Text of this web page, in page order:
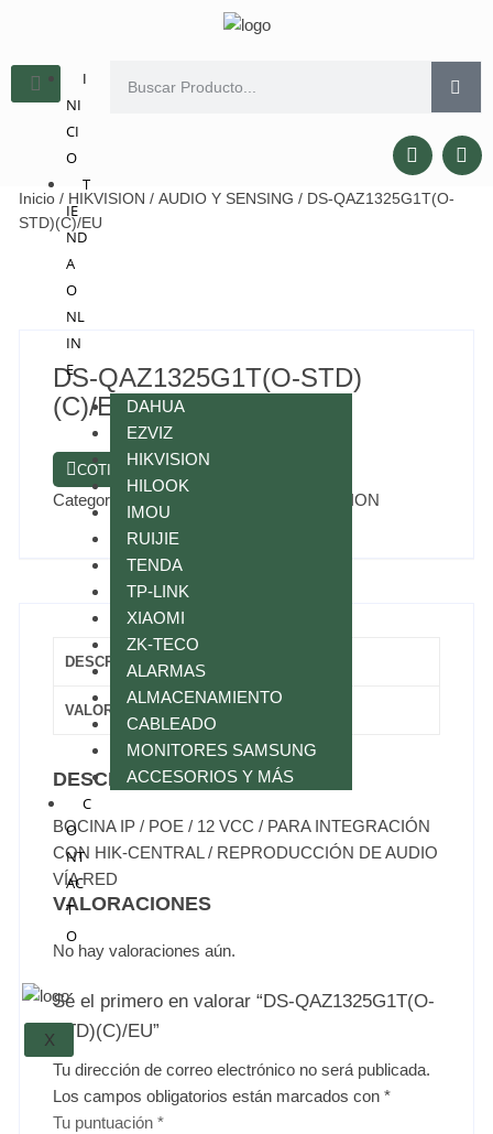
I
NI
CI
O
T
IE
ND
A
O
NL
IN
E
DAHUA
EZVIZ
HIKVISION
HILOOK
IMOU
RUIJIE
TENDA
TP-LINK
XIAOMI
ZK-TECO
ALARMAS
ALMACENAMIENTO
CABLEADO
MONITORES SAMSUNG
ACCESORIOS Y MÁS
C
O
NT
AC
T
O
X
Inicio / HIKVISION /AUDIO Y SENSING / DS-QAZ1325G1T(O-
STD)(C)/EU
DS-QAZ1325G1T(O-STD)
(C)/EU
COTIZAR POR WHATSAPP
Categorías: HIKVISION
DESCRIPCIÓN
VALORACIONES (0)
DESCRIPCIÓN
BOCINA IP / POE / 12 VCC / PARA INTEGRACIÓN
CON HIK-CENTRAL / REPRODUCCIÓN DE AUDIO
VÍA RED
VALORACIONES
No hay valoraciones aún.
Sé el primero en valorar “DS-QAZ1325G1T(O-
STD)(C)/EU”
Tu dirección de correo electrónico no será publicada.
Los campos obligatorios están marcados con*
Tu puntuación*